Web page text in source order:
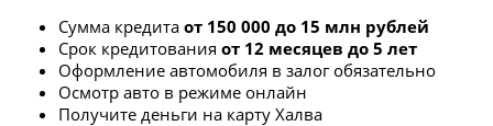
Сумма кредитаот 150 000 до 15 млн рублей
Срок кредитованияот 12 месяцев до 5 лет
Оформление автомобиля в залог обязательно
Осмотр авто в режиме онлайн
Получите деньги на карту Халва